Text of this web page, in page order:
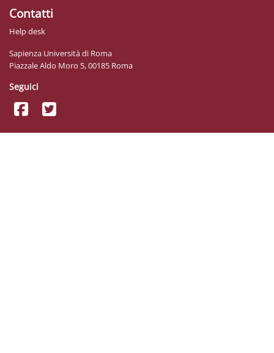
Contatti
Help desk
Sapienza Università di Roma
Piazzale Aldo Moro 5, 00185 Roma
Seguici